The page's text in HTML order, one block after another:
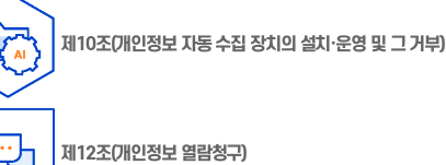
제10조(개인정보 자동 수집 장치의 설치·운영 및 그 거부)
제12조(개인정보 열람청구)